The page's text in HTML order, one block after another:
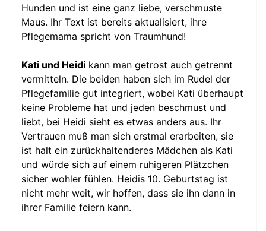
Hunden und ist eine ganz liebe, verschmuste
Maus. Ihr Text ist bereits aktualisiert, ihre
Pflegemama spricht von Traumhund!
Kati und Heidi kann man getrost auch getrennt
vermitteln. Die beiden haben sich im Rudel der
Pflegefamilie gut integriert, wobei Kati überhaupt
keine Probleme hat und jeden beschmust und
liebt, bei Heidi sieht es etwas anders aus. Ihr
Vertrauen muß man sich erstmal erarbeiten, sie
ist halt ein zurückhaltenderes Mädchen als Kati
und würde sich auf einem ruhigeren Plätzchen
sicher wohler fühlen. Heidis 10. Geburtstag ist
nicht mehr weit, wir hoffen, dass sie ihn dann in
ihrer Familie feiern kann.